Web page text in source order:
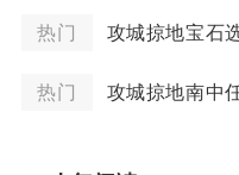
热门 攻城掠地宝石
热门 攻城掠地南中